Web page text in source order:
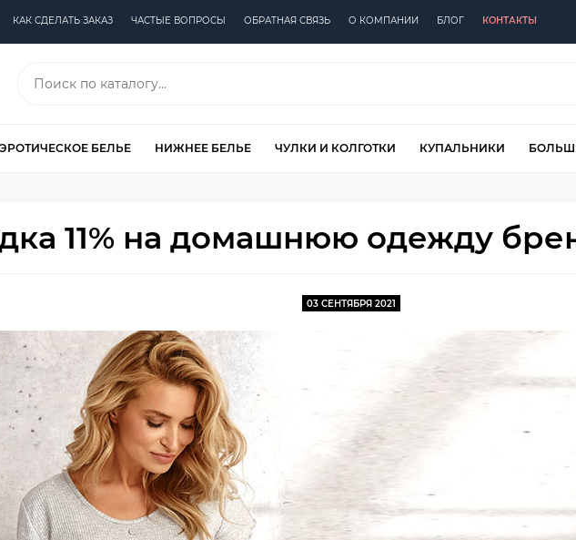
КАК СДЕЛАТЬ ЗАКАЗ ЧАСТЫЕ ВОПРОСЫ ОБРАТНАЯ СВЯЗЬ О КОМПАНИИ БЛОГ КОНТАКТЫ
ЭРОТИЧЕСКОЕ БЕЛЬЕ НИЖНЕЕ БЕЛЬЕ ЧУЛКИ И КОЛГОТКИ КУПАЛЬНИКИ
11% на домашнюю одежду
03 СЕНТЯБРЯ 2021